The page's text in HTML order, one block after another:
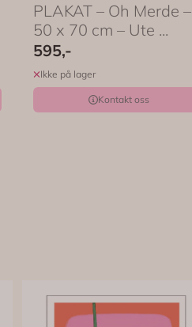
PLAKAT – Oh Merde –
50 x 70 cm – Ute ...
595,-
Ikke på lager
Kontakt oss